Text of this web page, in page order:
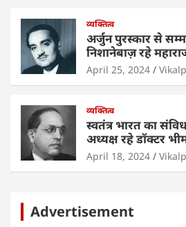
व्यक्तित्व
अर्जुन पुरस्कार से
निशानेबाज़ रहे
April 25, 2024
व्यक्तित्व
स्वतंत्र भारत का
अध्यक्ष रहे डॉक्टर
April 18, 2024
Advertisement